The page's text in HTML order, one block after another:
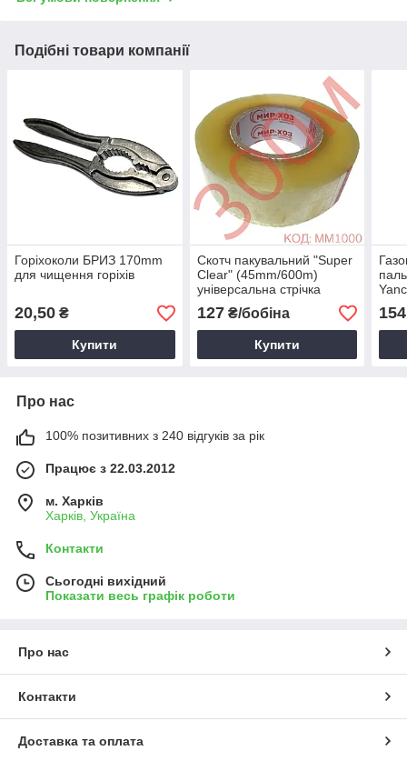
Подібні товари компанії
Горіхоколи БРИЗ 170mm
для чищення горіхів
20,50 ₴
Купити
Скотч пакувальний "Super
Clear" (45mm/600m)
універсальна стрічка
клейка
127₴/бобіна
Купити
154
Про нас
100% позитивних з 240 відгуків за рік
Працює з 22.03.2012
м. Харків
Харків, Україна
Контакти
Сьогодні вихідний
Показати весь графік роботи
Про нас
Контакти
Доставка та оплата